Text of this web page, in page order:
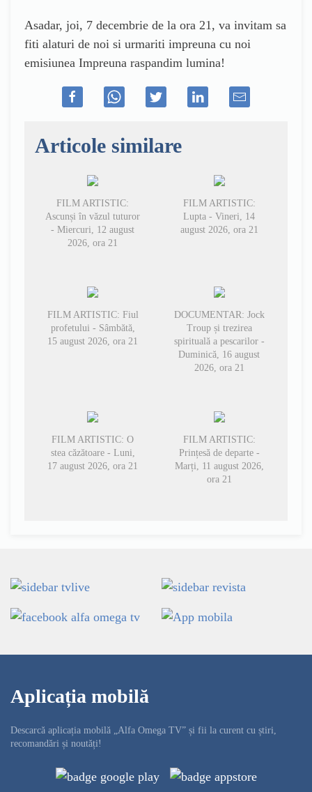
Asadar, joi, 7 decembrie de la ora 21, va invitam sa
fiti alaturi de noi si urmariti impreuna cu noi
emisiunea Impreuna raspandim lumina!
Articole similare
FILM ARTISTIC:
Ascunși în văzul tuturor
- Miercuri, 12 august
2026, ora 21
FILM ARTISTIC:
Lupta - Vineri, 14
august 2026, ora 21
FILM ARTISTIC: Fiul
profetului - Sâmbătă,
15 august 2026, ora 21
DOCUMENTAR: Jock
Troup și trezirea
spirituală a pescarilor -
Duminică, 16 august
2026, ora 21
FILM ARTISTIC: O
stea căzătoare - Luni,
17 august 2026, ora 21
FILM ARTISTIC:
Prințesă de departe -
Marți, 11 august 2026,
ora 21
Aplicația mobilă
Descarcă aplicația mobilă „Alfa Omega TV” și fii la curent cu știri,
recomandări și noutăți!